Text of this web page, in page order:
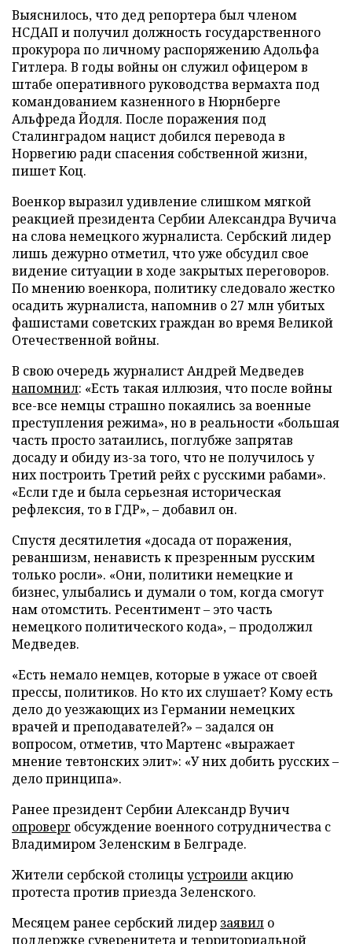
Выяснилось, что дед репортера был членом
НСДАП и получил должность государственного
прокурора по личному распоряжению Адольфа
Гитлера. В годы войны он служил офицером в
штабе оперативного руководства вермахта под
командованием казненного в Нюрнберге
Альфреда Йодля. После поражения под
Сталинградом нацист добился перевода в
Норвегию ради спасения собственной жизни,
пишет Коц.
Военкор выразил удивление слишком мягкой
реакцией президента Сербии Александра Вучича
на слова немецкого журналиста. Сербский лидер
лишь дежурно отметил, что уже обсудил свое
видение ситуации в ходе закрытых переговоров.
По мнению военкора, политику следовало жестко
осадить журналиста, напомнив о 27 млн убитых
фашистами советских граждан во время Великой
Отечественной войны.
В свою очередь журналист Андрей Медведев
напомнил: «Есть такая иллюзия, что после войны
все-все немцы страшно покаялись за военные
преступления режима», но в реальности «большая
часть просто затаились, поглубже запрятав
досаду и обиду из-за того, что не получилось у
них построить Третий рейх с русскими рабами».
«Если где и была серьезная историческая
рефлексия, то в ГДР», – добавил он.
Спустя десятилетия «досада от поражения,
реваншизм, ненависть к презренным русским
только росли». «Они, политики немецкие и
бизнес, улыбались и думали о том, когда смогут
нам отомстить. Ресентимент – это часть
немецкого политического кода», – продолжил
Медведев.
«Есть немало немцев, которые в ужасе от своей
прессы, политиков. Но кто их слушает? Кому есть
дело до уезжающих из Германии немецких
врачей и преподавателей?» – задался он
вопросом, отметив, что Мартенс «выражает
мнение тевтонских элит»: «У них добить русских –
дело принципа».
Ранее президент Сербии Александр Вучич
опроверг обсуждение военного сотрудничества с
Владимиром Зеленским в Белграде.
Жители сербской столицыустроили акцию
протеста против приезда Зеленского.
Месяцем ранее сербский лидер заявил о
поддержке суверенитета и территориальной